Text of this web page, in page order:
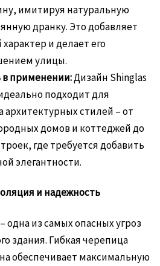
имитируя натуральную
дранку. Это добавляет
и делает его
улицы.
в применении:Дизайн Shinglas
подходит для
архитектурных стилей – от
домов и коттеджей до
где требуется добавить
элегантности.
и надежность
одна из самых опасных угроз
здания. Гибкая черепица
обеспечивает максимальную